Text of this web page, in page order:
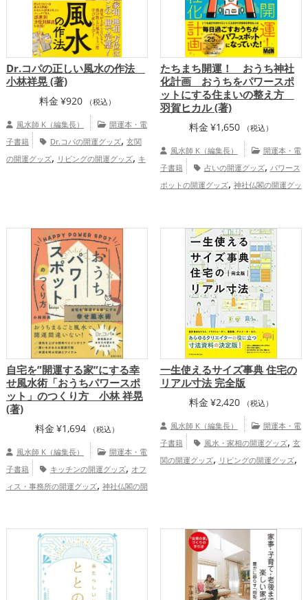
Dr.コパの正しい風水の作法
小林祥晃 (著)
料金 ¥920 （税込）
風水師 K（編集長）
開運本・電
子書籍
Dr.コパの開運グッズ, 玄関
の開運グッズ, リビングの開運グッズ, キ
体運アップ
たちまち開運！ おうち神社
化計画 おうちをパワースポ
ットにする住まいの整え方
羽賀ヒカル (著)
料金 ¥1,650 （税込）
風水師 K（編集長）
開運本・電
子書籍
占いの開運グッズ, パワース
ポットの開運グッズ, 神社仏閣の開運グッ
付け・整理整頓の開運グッズ,キッチンの
開運グッズ,寝室の開運グッズ,バスルー
ムの開運グッズ,トイレの開運グッズ
イニングルームの開運グッズ,オフィス・
事務所の開運グッズ,店舗の開運グッズ
家庭運・家族運アップ,
総合運・全
体運アップ
自宅を”開運する家”にする幸
せ風水術「おうちパワースポ
ット」のつくり方 小林 祥晃
(著)
料金 ¥1,694 （税込）
風水師 K（編集長）
開運本・電
子書籍
キッチンの開運グッズ, オフ
ィス・事務所の開運グッズ, 神社仏閣の開
ースポットの開運グッズ,Dr.コパの開運
玄関の開運グッズ
結婚運アップ ,金運アップ
健康運アップ,
家庭運・家族運ア
一生使えるサイズ事典 住宅の
リアル寸法 完全版
料金 ¥2,420 （税込）
風水師 K（編集長）
開運本・電
子書籍
風水・家相の開運グッズ, 玄
関の開運グッズ, リビングの開運グッズ,
ッズ,庭・バルコニーの開運グッズ